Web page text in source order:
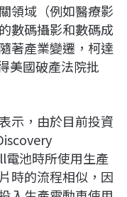
領域（例如醫療影
數碼攝影和數碼成
著產業變遷，柯達
美國破產法院批
示，由於目前投資
池時所使用生產
時的流程相似，因